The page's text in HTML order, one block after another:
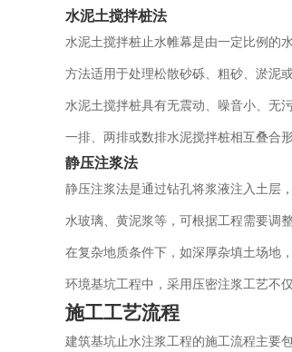
水泥土搅拌桩法
水泥土搅拌桩止水帷幕是由一定比例的
方法适用于处理松散砂砾、粗砂、淤泥
水泥土搅拌桩具有无震动、噪音小、无
一排、两排或数排水泥搅拌桩相互叠合
静压注浆法
静压注浆法是通过钻孔将浆液注入土层
水玻璃、黄泥浆等，可根据工程需要调整
在复杂地质条件下，如深厚杂填土场地
环境基坑工程中，采用压密注浆工艺不
施工工艺流程
建筑基坑止水注浆工程的施工流程主要